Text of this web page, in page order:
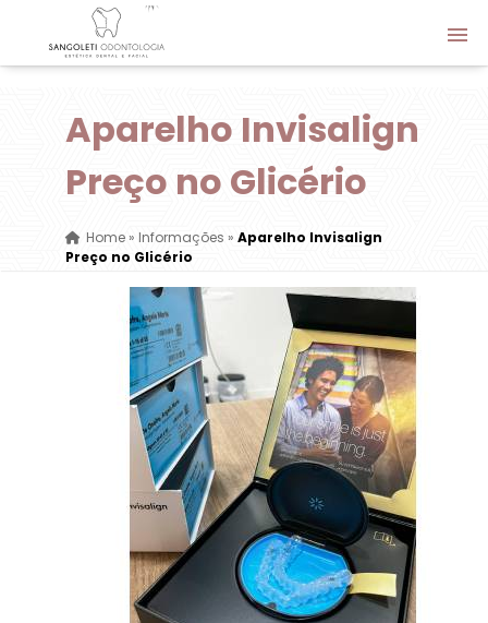
Aparelho Invisalign
Preço no Glicério
Home» Informações » Aparelho Invisalign
Preço no Glicério